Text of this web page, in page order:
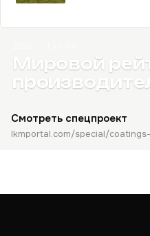
Мировой
Смотреть спецпроект
lkmportal.com/special/